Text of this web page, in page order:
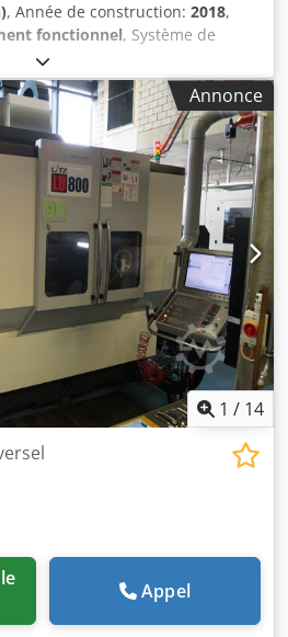
, Année de construction: 2018,
fonctionnel, Système de
SL Dcedpfxszrl Dpo Alfsk
: 160 Interface d’outillage :
: 10 000 tr/min / 242 Nm
: 630 x 500 mm Nombre de
X : 800 mm Course de l’axe Y :
Z : 1 000 mm Charge maximale sur
Annonce
1 / 14
Appel